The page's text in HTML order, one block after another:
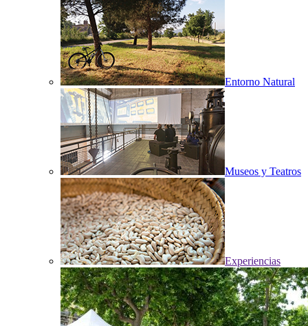
Entorno Natural
Museos y Teatros
Experiencias